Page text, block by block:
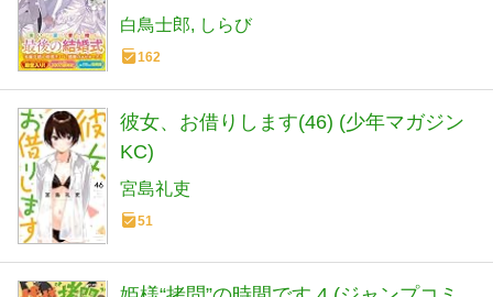
白鳥士郎 しらび
162
彼女、お借りします(46) (少年マガジン
KC)
宮島礼吏
51